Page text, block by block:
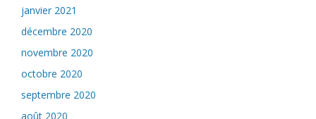
janvier 2021
décembre 2020
novembre 2020
octobre 2020
septembre 2020
août 2020